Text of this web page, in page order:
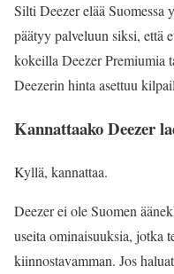
Silti Deezer elää
päätyy palveluun siksi, että
kokeilla Deezer Premiumia
Deezerin hinta asettuu
Kannattaako Deezer
Kyllä, kannattaa.
Deezer ei ole Suomen
useita ominaisuuksia, jotka
kiinnostavamman. Jos